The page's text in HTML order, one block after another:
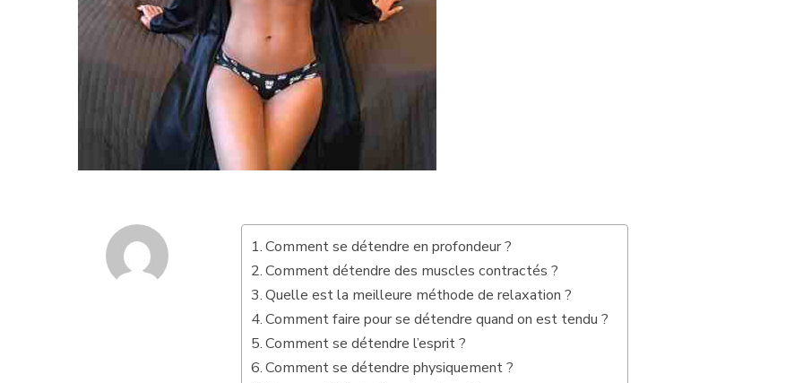
Comment se détendre en profondeur ?
Comment détendre des muscles contractés ?
Quelle est la meilleure méthode de relaxation ?
Comment faire pour se détendre quand on est tendu ?
Comment se détendre l’esprit ?
Comment se détendre physiquement ?